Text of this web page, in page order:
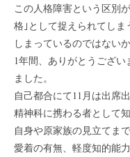
この人格障害という区別
格｣として捉えられてし
しまっているのではない
1年間、ありがとうござ
ました。
自己都合にて11月は出席
精神科に携わる者として
自身や原家族の見立てま
愛着の有無、軽度知的能